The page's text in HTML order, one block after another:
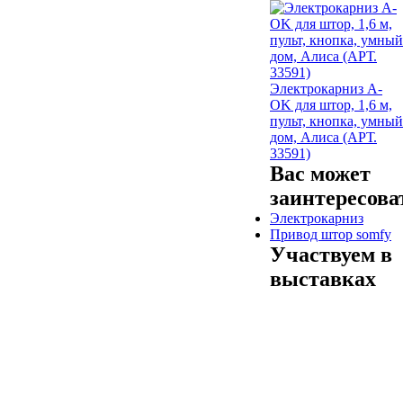
Электрокарниз A-
OK для штор, 1,6 м,
пульт, кнопка, умный
дом, Алиса (АРТ.
33591)
Вас может
Электрокарниз
Привод штор somfy
Участвуем в
выставках